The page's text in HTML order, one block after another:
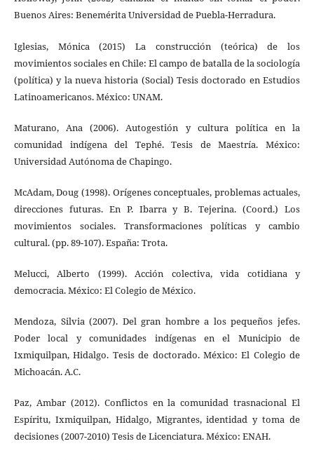
Buenos Aires: Benemérita Universidad de Puebla-Herradura.
Iglesias, Mónica (2015) La construcción (teórica) de los
movimientos sociales en Chile: El campo de batalla de la sociología
(política) y la nueva historia (Social) Tesis doctorado en Estudios
Latinoamericanos. México: UNAM.
Maturano, Ana (2006). Autogestión y cultura política en la
comunidad indígena del Tephé. Tesis de Maestría. México:
Universidad Autónoma de Chapingo.
McAdam, Doug (1998). Orígenes conceptuales, problemas actuales,
direcciones futuras. En P. Ibarra y B. Tejerina. (Coord.) Los
movimientos sociales. Transformaciones políticas y cambio
cultural. (pp. 89-107). España: Trota.
Melucci, Alberto (1999). Acción colectiva, vida cotidiana y
democracia. México: El Colegio de México.
Mendoza, Silvia (2007). Del gran hombre a los pequeños jefes.
Poder local y comunidades indígenas en el Municipio de
Ixmiquilpan, Hidalgo. Tesis de doctorado. México: El Colegio de
Michoacán. A.C.
Paz, Ambar (2012). Conflictos en la comunidad trasnacional El
Espíritu, Ixmiquilpan, Hidalgo, Migrantes, identidad y toma de
decisiones (2007-2010) Tesis de Licenciatura. México: ENAH.